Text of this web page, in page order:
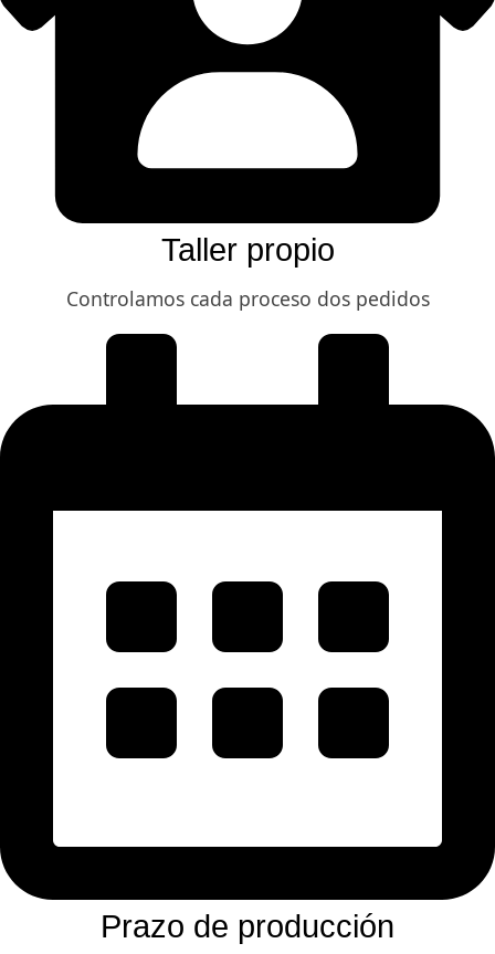
Taller propio
Controlamos cada proceso dos pedidos
Prazo de producción